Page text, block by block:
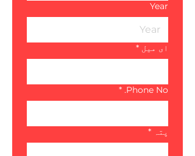
Year
ای میل *
Phone No.
*
پتہ *